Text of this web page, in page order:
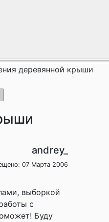
деревянной крыши
andrey_
07 Марта 2006
выборкой
с
Буду